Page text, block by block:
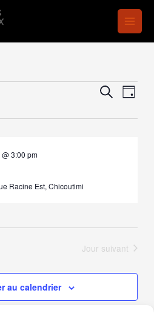
Recherche
navigation
Recherche
de
vues
Jour
3:00 pm
Racine Est, Chicoutimi
Jour suivant
au calendrier